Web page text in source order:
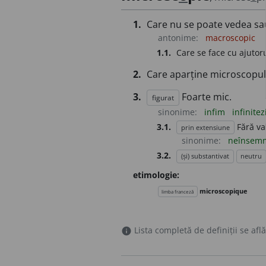
1. Care nu se poate vedea
antonime:
macroscopic
1.1. Care se face cu
2. Care aparține
3.
figurat Foarte mic.
sinonime: infim
3.1.
prin extensiune
Fără
sinonime:
3.2.
(și) substantivat neutru
etimologie:
limba franceză microscopique
info Lista completă de definiții se